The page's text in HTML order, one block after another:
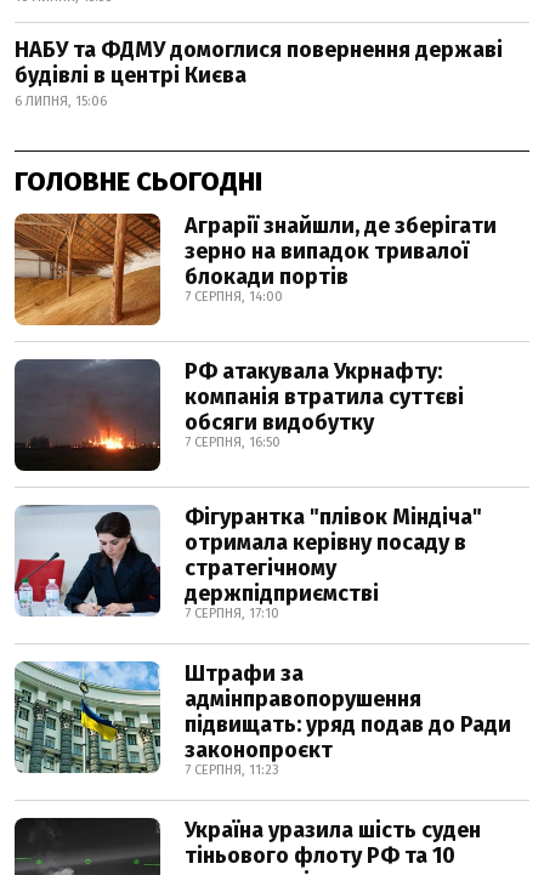
НАБУ та ФДМУ домоглися повернення державі
будівлі в центрі Києва
6 ЛИПНЯ, 15:06
ГОЛОВНЕ СЬОГОДНІ
Аграрії знайшли, де зберігати
зерно на випадок тривалої
блокади портів
7 СЕРПНЯ, 14:00
РФ атакувала Укрнафту:
компанія втратила суттєві
обсяги видобутку
7 СЕРПНЯ, 16:50
Фігурантка "плівок Міндіча"
отримала керівну посаду в
стратегічному
держпідприємстві
7 СЕРПНЯ, 17:10
Штрафи за
адмінправопорушення
підвищать: уряд подав до Ради
законопроєкт
7 СЕРПНЯ, 11:23
Україна уразила шість суден
тіньового флоту РФ та 10